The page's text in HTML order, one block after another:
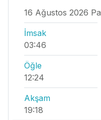
16 Ağustos 2026 Pa
İmsak
03:46
Öğle
12:24
Akşam
19:18